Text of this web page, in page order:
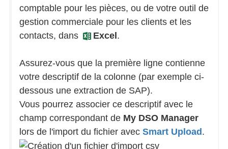
comptable pour les pièces, ou de votre outil de
gestion commerciale pour les clients et les
contacts, dans
Excel .
Assurez-vous que la première ligne contienne
votre descriptif de la colonne (par exemple ci-
dessous une extraction de SAP).
Vous pourrez associer ce descriptif avec le
champ correspondant de My DSO Manager
lors de l'import du fichier avec Smart Upload .